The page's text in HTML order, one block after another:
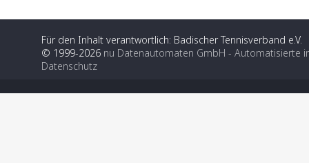
Für den Inhalt verantwortlich: Badischer Tennisverband e.V.
© 1999-2026 nu Datenautomaten GmbH - Automatisierte
Datenschutz